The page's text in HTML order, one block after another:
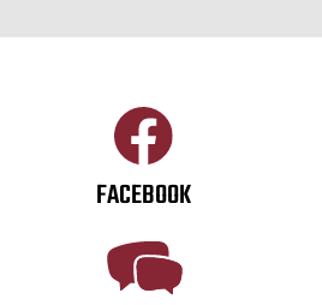
FACEBOOK